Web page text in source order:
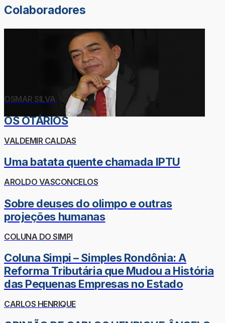
Colaboradores
OSMAR SILVA
OS OTÁRIOS
VALDEMIR CALDAS
Uma batata quente chamada IPTU
AROLDO VASCONCELOS
Sobre deuses do olimpo e outras
projeções humanas
COLUNA DO SIMPI
Coluna Simpi – Simples Rondônia: A
Reforma Tributária que Mudou a História
das Pequenas Empresas no Estado
CARLOS HENRIQUE